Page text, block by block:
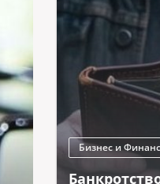
Бизнес и